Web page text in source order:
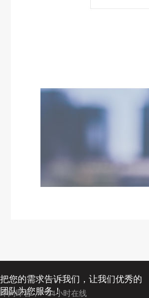
把您的需求告诉我们，让我们优秀的
团队为您服务！
即问即答，7*24小时在线